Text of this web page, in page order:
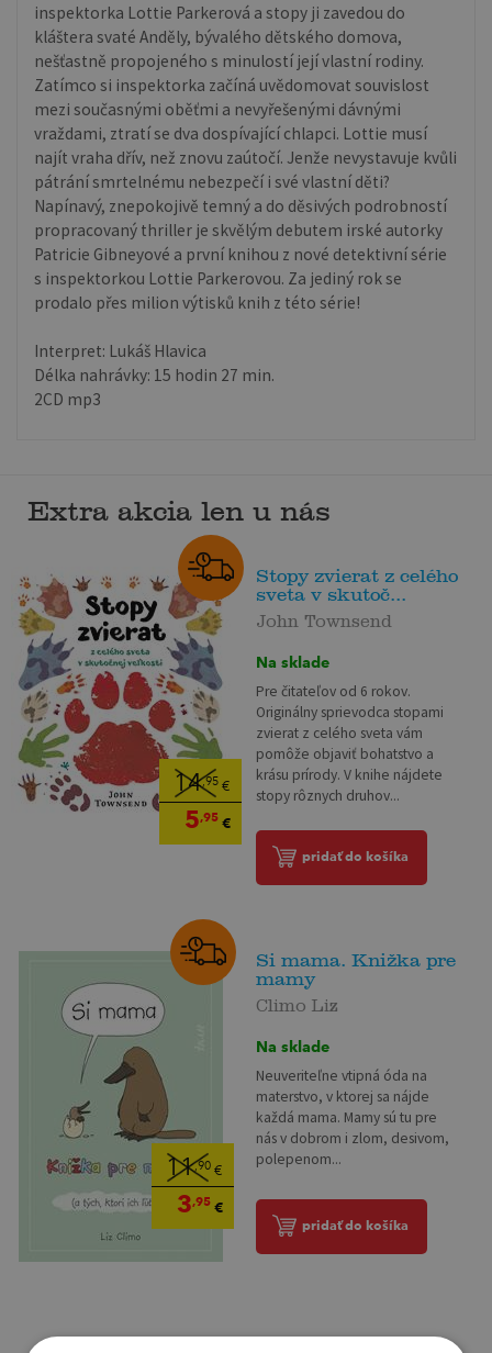
inspektorka Lottie Parkerová a stopy ji zavedou do
kláštera svaté Anděly, bývalého dětského domova,
nešťastně propojeného s minulostí její vlastní rodiny.
Zatímco si inspektorka začíná uvědomovat souvislost
mezi současnými oběťmi a nevyřešenými dávnými
vraždami, ztratí se dva dospívající chlapci. Lottie musí
najít vraha dřív, než znovu zaútočí. Jenže nevystavuje kvůli
pátrání smrtelnému nebezpečí i své vlastní děti?
Napínavý, znepokojivě temný a do děsivých podrobností
propracovaný thriller je skvělým debutem irské autorky
Patricie Gibneyové a první knihou z nové detektivní série
s inspektorkou Lottie Parkerovou. Za jediný rok se
prodalo přes milion výtisků knih z této série!
Interpret: Lukáš Hlavica
Délka nahrávky: 15 hodin 27 min.
2CD mp3
Extra akcia len u nás
14,95€
5,95€
Stopy zvierat z celého
sveta v skutoč...
John Townsend
Na sklade
Pre čitateľov od 6 rokov.
Originálny sprievodca stopami
zvierat z celého sveta vám
pomôže objaviť bohatstvo a
krásu prírody. V knihe nájdete
stopy rôznych druhov...
pridať do košíka
11,90€
3,95€
Si mama. Knižka pre
mamy
Climo Liz
Na sklade
Neuveriteľne vtipná óda na
materstvo, v ktorej sa nájde
každá mama. Mamy sú tu pre
nás v dobrom i zlom, desivom,
polepenom...
pridať do košíka